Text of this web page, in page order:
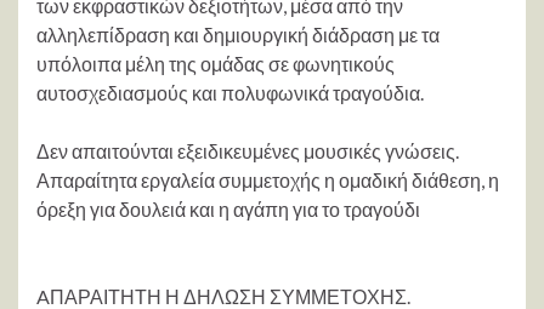
των εκφραστικών δεξιοτήτων, μέσα από την
αλληλεπίδραση και δημιουργική διάδραση με τα
υπόλοιπα μέλη της ομάδας σε φωνητικούς
αυτοσχεδιασμούς και πολυφωνικά τραγούδια.
Δεν απαιτούνται εξειδικευμένες μουσικές γνώσεις.
Απαραίτητα εργαλεία συμμετοχής η ομαδική διάθεση, η
όρεξη για δουλειά και η αγάπη για το τραγούδι
AΠΑΡΑΙΤΗΤΗ Η ΔΗΛΩΣΗ ΣΥΜΜΕΤΟΧΗΣ.